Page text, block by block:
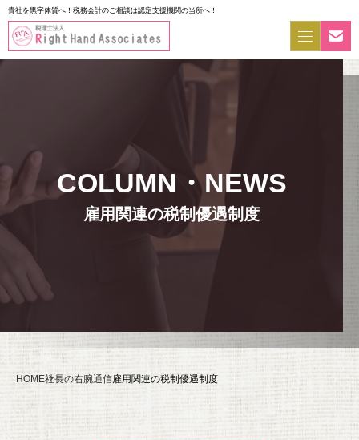
貴社を黒字体質へ！税務会計のご相談は認定支援機関の当所へ！
雇用関連の税制優遇制度
HOME社長の右腕通信雇用関連の税制優遇制度